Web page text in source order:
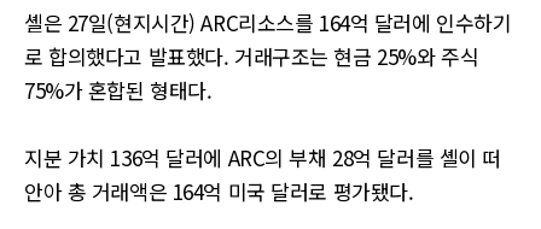
셸은 27일(현지시간) ARC리소스를 164억 달러에 인수하기
로 합의했다고 발표했다. 거래구조는 현금 25%와 주식
75%가 혼합된 형태다.
지분 가치 136억 달러에 ARC의 부채 28억 달러를 셸이 떠
안아 총 거래액은 164억 미국 달러로 평가됐다.